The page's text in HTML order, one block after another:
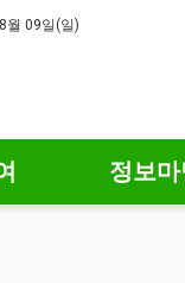
월 09일(일)
정보